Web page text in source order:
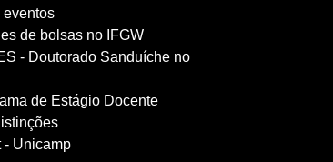
eventos
de bolsas no IFGW
- Doutorado Sanduíche no
de Estágio Docente
- Unicamp